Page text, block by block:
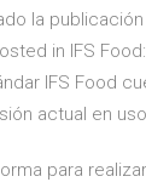
la
in IFS
IFS Food
actual en
para